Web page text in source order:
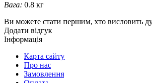
Вага: 0.8 кг
Ви можете стати першим, хто висловить
Додати відгук
Інформація
Карта сайту
Про нас
Замовлення